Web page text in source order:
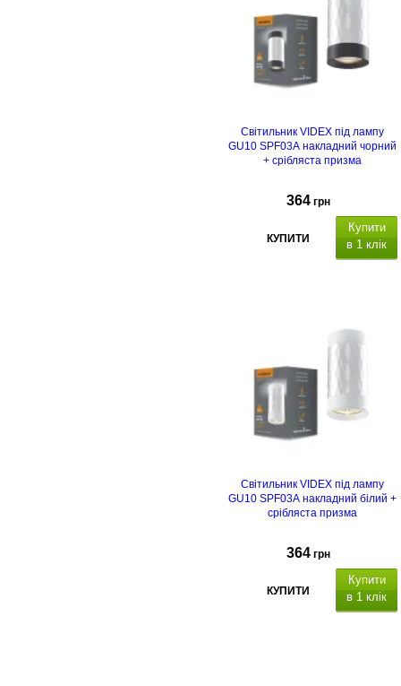
Світильник VIDEX під лампу
GU10 SPF03A накладний чорний
+ срібляста призма
364 грн
КУПИТИ
Купити
в 1 клік
Світильник VIDEX під лампу
GU10 SPF03A накладний білий +
срібляста призма
364 грн
КУПИТИ
Купити
в 1 клік